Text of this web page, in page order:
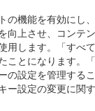
ャングリ・ラ グ
ープ
の機能を有効にし
向上させ、コンテ
用します。「すべ
ことになります。
の設定を管理する
ー設定の変更に関す